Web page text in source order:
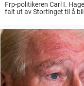
Frp-politikeren Carl I.
falt ut av Stortinget til å